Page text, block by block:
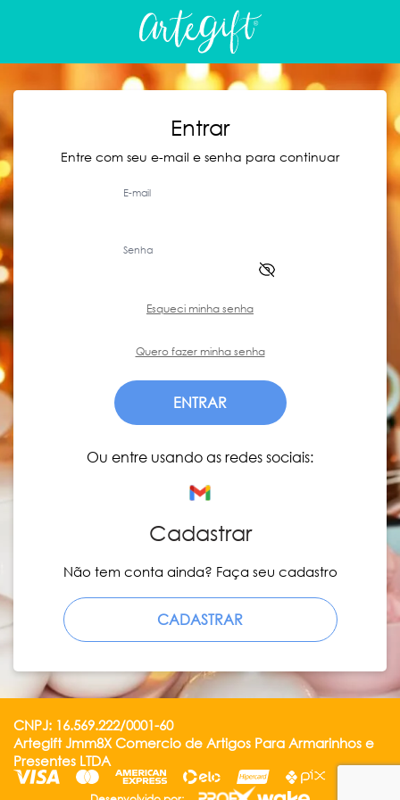
Entrar
Entre com seu e-mail e senha para continuar
E-mail
Senha
Esqueci minha senha
Quero fazer minha senha
ENTRAR
Ou entre usando as redes sociais:
Cadastrar
Não tem conta ainda? Faça seu cadastro
CADASTRAR
CNPJ: 16.569.222/0001-60
Artegift Jmm8X Comercio de Artigos Para Armarinhos e
Presentes LTDA